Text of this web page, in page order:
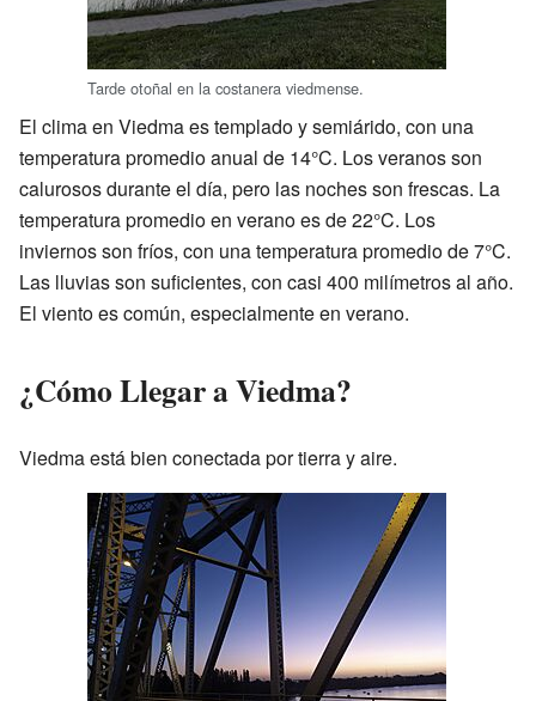
Tarde otoñal en la costanera viedmense.
El clima en Viedma es templado y semiárido, con una
temperatura promedio anual de 14°C. Los veranos son
calurosos durante el día, pero las noches son frescas. La
temperatura promedio en verano es de 22°C. Los
inviernos son fríos, con una temperatura promedio de 7°C.
Las lluvias son suficientes, con casi 400 milímetros al año.
El viento es común, especialmente en verano.
¿Cómo Llegar a Viedma?
Viedma está bien conectada por tierra y aire.